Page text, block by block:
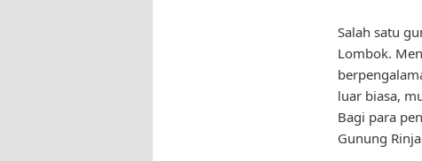
Salah satu
Lombok.
luar biasa,
Bagi para
Gunung